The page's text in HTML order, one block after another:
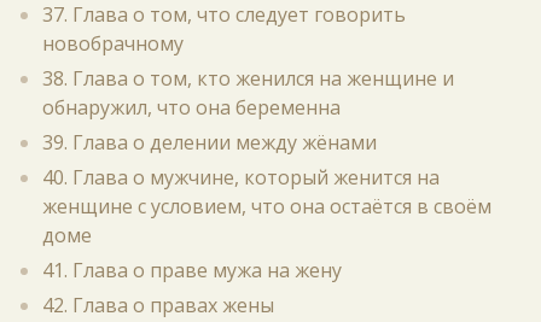
37. Глава о том, что следует говорить
новобрачному
38. Глава о том, кто женился на женщине и
обнаружил, что она беременна
39. Глава о делении между жёнами
40. Глава о мужчине, который женится на
женщине с условием, что она остаётся в своём
доме
41. Глава о праве мужа на жену
42. Глава о правах жены